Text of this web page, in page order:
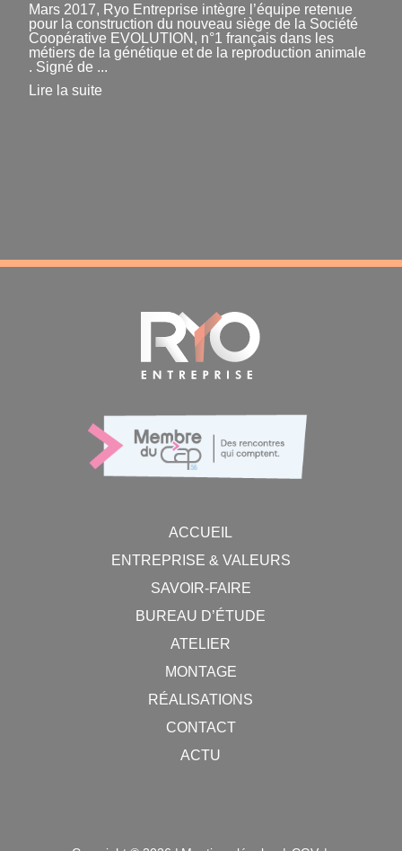
Mars 2017, Ryo Entreprise intègre l’équipe retenue
pour la construction du nouveau siège de la Société
Coopérative EVOLUTION, n°1 français dans les
métiers de la génétique et de la reproduction animale
. Signé de ...
Lire la suite
ACCUEIL
ENTREPRISE & VALEURS
SAVOIR-FAIRE
BUREAU D’ÉTUDE
ATELIER
MONTAGE
RÉALISATIONS
CONTACT
ACTU